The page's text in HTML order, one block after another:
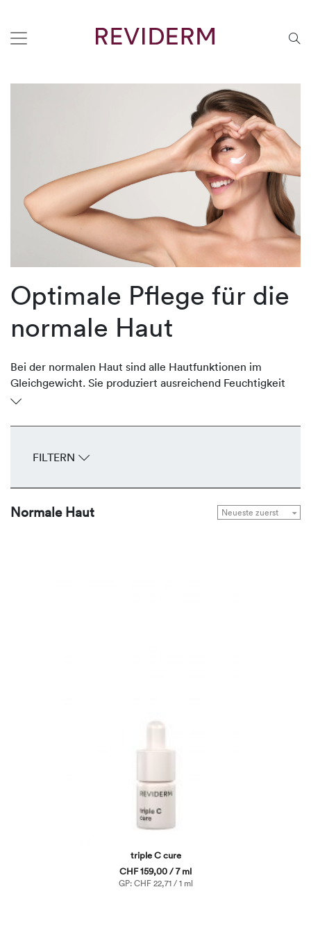
Optimale Pflege für die
normale Haut
Bei der normalen Haut sind alle Hautfunktionen im
Gleichgewicht. Sie produziert ausreichend Feuchtigkeit
und schützende Lipide, ist geschmeidig und glatt. Sie ist
feine Poren. Das gesamte Erscheinungsbild wirkt
REVIDERM Seren, Fluids, Cremes und Masken zur
FILTERN
Normale Haut
triple C cure
CHF 159,00 / 7 ml
GP: CHF 22,71 / 1 ml